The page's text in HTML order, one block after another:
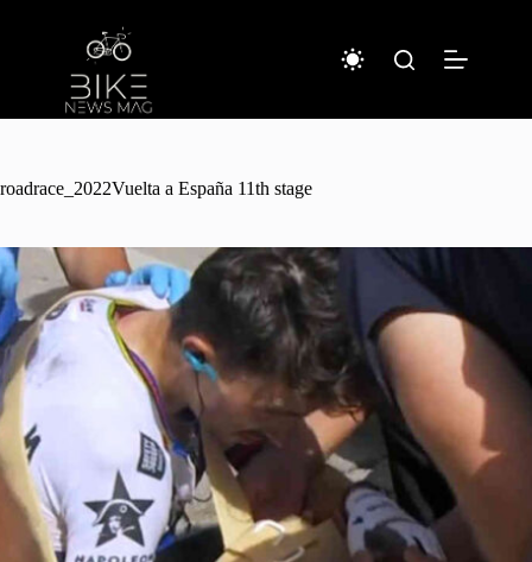
roadrace_2022Vuelta a España 11th stage